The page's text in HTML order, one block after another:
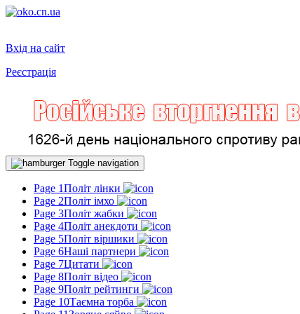
Вхід на сайт
Реєстрація
Toggle navigation
Page 1Політ лінки
Page 2Політ імхо
Page 3Політ жабки
Page 4Політ анекдоти
Page 5Політ віршики
Page 6Наші партнери
Page 7Цитати
Page 8Політ відео
Page 9Політ рейтинги
Page 10Таємна торба